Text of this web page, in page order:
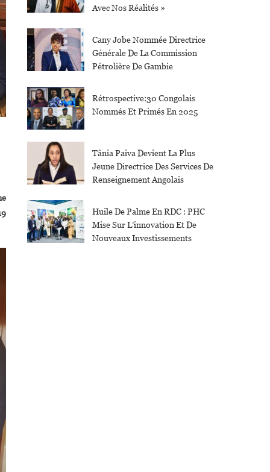
Avec Nos Réalités »
Cany Jobe Nommée Directrice
Générale De La Commission
Pétrolière De Gambie
Rétrospective:30 Congolais
Nommés Et Primés En 2025
Tânia Paiva Devient La Plus
Jeune Directrice Des Services De
Renseignement Angolais
Huile De Palme En RDC : PHC
Mise Sur L’innovation Et De
Nouveaux Investissements